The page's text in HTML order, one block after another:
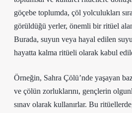
göçebe toplumda, çöl yolculukları
görüldüğü yerler, önemli bir ritüel
Burada, suyun veya hayal edilen
hayatta kalma ritüeli olarak kabul
Örneğin, Sahra Çölü’nde yaşayan
ve çölün zorluklarını, gençlerin
sınav olarak kullanırlar. Bu